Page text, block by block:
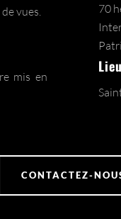
vues.
mis en
70
CONTACTEZ-